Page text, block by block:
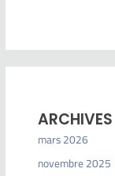
ARCHIVES
mars 2026
novembre 2025